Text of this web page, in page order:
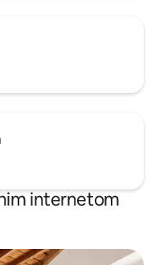
internetom